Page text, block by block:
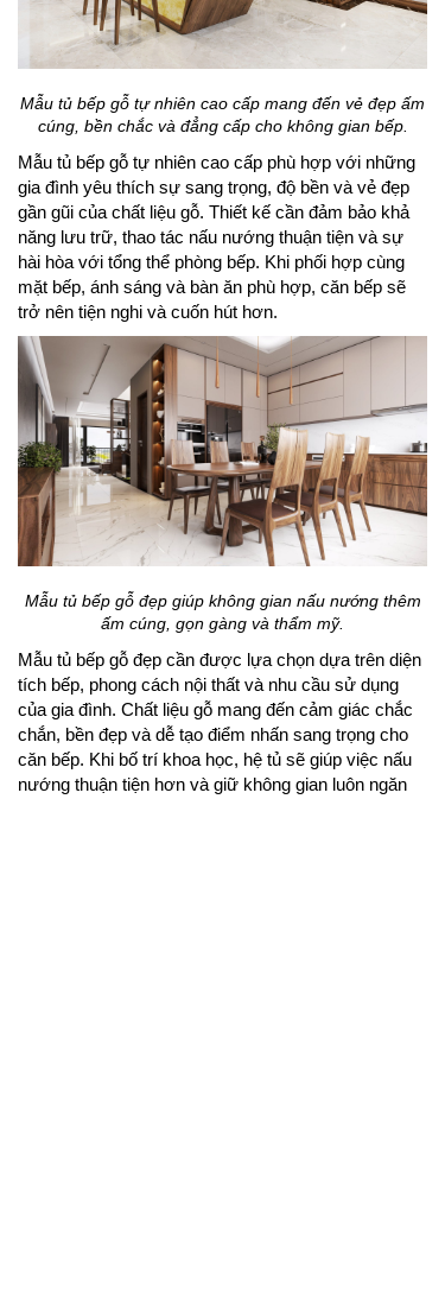
Mẫu tủ bếp gỗ tự nhiên cao cấp mang đến vẻ đẹp ấm
cúng, bền chắc và đẳng cấp cho không gian bếp.
Mẫu tủ bếp gỗ tự nhiên cao cấp phù hợp với những
gia đình yêu thích sự sang trọng, độ bền và vẻ đẹp
gần gũi của chất liệu gỗ. Thiết kế cần đảm bảo khả
năng lưu trữ, thao tác nấu nướng thuận tiện và sự
hài hòa với tổng thể phòng bếp. Khi phối hợp cùng
mặt bếp, ánh sáng và bàn ăn phù hợp, căn bếp sẽ
trở nên tiện nghi và cuốn hút hơn.
Mẫu tủ bếp gỗ đẹp giúp không gian nấu nướng thêm
ấm cúng, gọn gàng và thẩm mỹ.
Mẫu tủ bếp gỗ đẹp cần được lựa chọn dựa trên diện
tích bếp, phong cách nội thất và nhu cầu sử dụng
của gia đình. Chất liệu gỗ mang đến cảm giác chắc
chắn, bền đẹp và dễ tạo điểm nhấn sang trọng cho
căn bếp. Khi bố trí khoa học, hệ tủ sẽ giúp việc nấu
nướng thuận tiện hơn và giữ không gian luôn ngăn